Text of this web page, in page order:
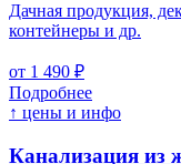
Дачная продукция,
контейнеры и др.
от 1 490 ₽
Подробнее
↑ цены и инфо
Канализация из